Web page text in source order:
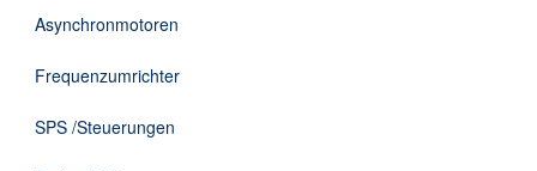
Asynchronmotoren
Frequenzumrichter
SPS /Steuerungen